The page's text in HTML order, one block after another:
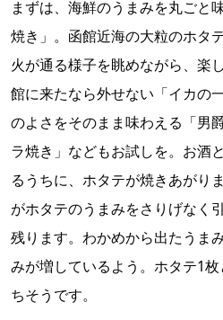
まずは、海鮮のうまみを丸ごと
焼き」。函館近海の大粒のホタ
火が通る様子を眺めながら、
館に来たなら外せない「イカの
のよさをそのまま味わえる「男
ラ焼き」などもお試しを。お酒
るうちに、ホタテが焼きあがり
がホタテのうまみをさりげなく
残ります。わかめから出たうま
みが増しているよう。ホタテ1
ちそうです。